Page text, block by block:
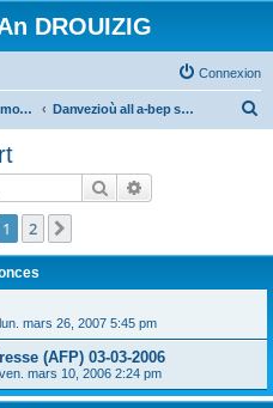
DROUIZIG
Connexion
Kerzrouizig - Foromoù An Drouizig Danvezioù all a-bep seurt
e
Rechercher
1 2
lun. mars 26, 2007 5:45 pm
(AFP) 03-03-2006
ven. mars 10, 2006 2:24 pm